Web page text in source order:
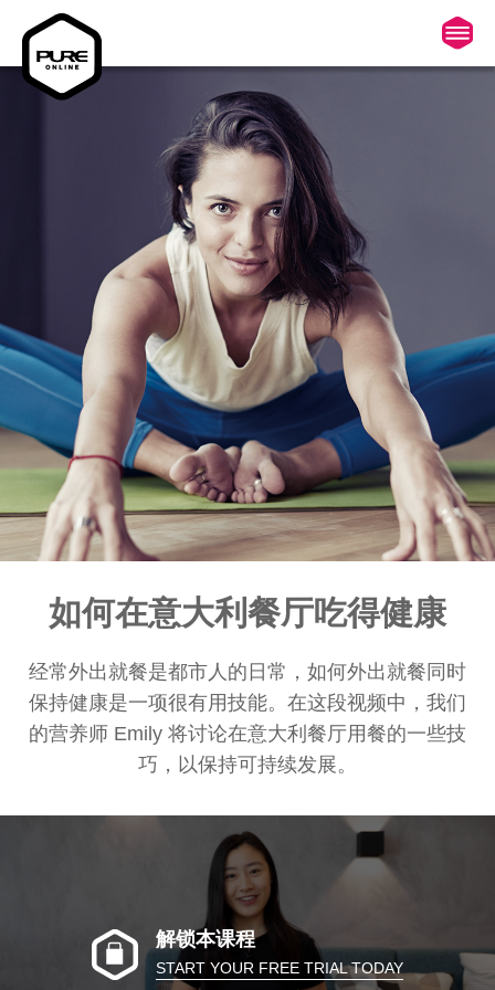
如何在意大利餐厅吃得健康
经常外出就餐是都市人的日常，如何外出就餐同时
保持健康是一项很有用技能。在这段视频中，我们
的营养师 Emily 将讨论在意大利餐厅用餐的一些技
巧，以保持可持续发展。
解锁本课程
START YOUR FREE TRIAL TODAY